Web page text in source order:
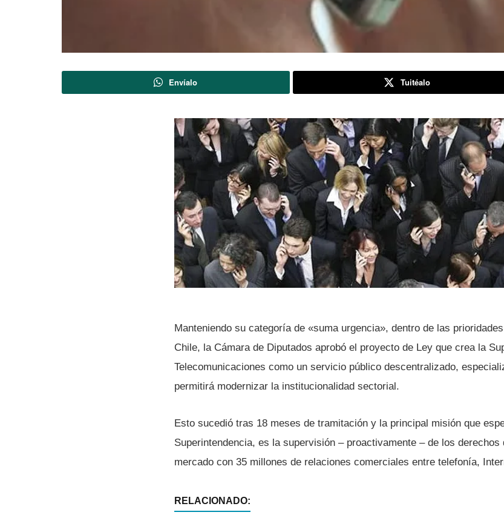
Envíalo Tuitéalo
Manteniendo su categorí­a de «suma urgencia», dentro de las
Chile, la Cámara de Diputados aprobó el proyecto de Ley que crea la
Telecomunicaciones como un servicio público descentralizado,
permitirá modernizar la institucionalidad sectorial.
Esto sucedió tras 18 meses de tramitación y la principal misión que
Superintendencia, es la supervisión – proactivamente – de los
mercado con 35 millones de relaciones comerciales entre telefoní­a,
RELACIONADO: